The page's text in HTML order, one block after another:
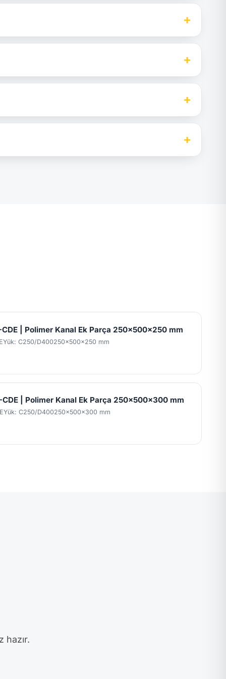
+
+
+
+
| Polimer Kanal Ek Parça 250x500x250 mm
Yük: C250/D400250x500x250 mm
| Polimer Kanal Ek Parça 250x500x300 mm
Yük: C250/D400250x500x300 mm
hazır.